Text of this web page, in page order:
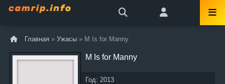
Главная » Ужасы » M Is for Manny
M Is for Manny
Год: 2013